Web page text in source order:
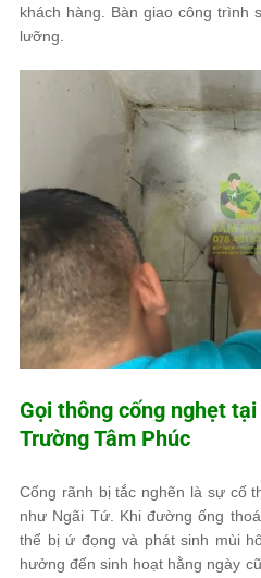
khách hàng. Bàn giao công trình
lưỡng.
Gọi thông cống nghẹt
Trường Tâm Phúc
Cống rãnh bị tắc nghẽn là sự cố
như Ngãi Tứ. Khi đường ống
thể bị ứ đọng và phát sinh mùi
hưởng đến sinh hoạt hằng ngày